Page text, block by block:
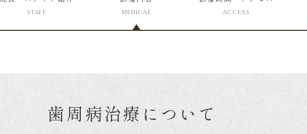
STAFF MEDICAL ACCESS
歯周病治療について